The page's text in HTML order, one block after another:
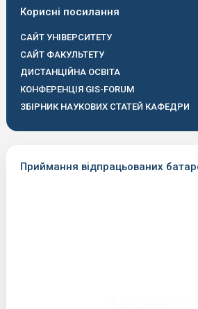
Корисні посилання
САЙТ УНІВЕРСИТЕТУ
САЙТ ФАКУЛЬТЕТУ
ДИСТАНЦІЙНА ОСВІТА
КОНФЕРЕНЦІЯ GIS-FORUM
ЗБІРНИК НАУКОВИХ СТАТЕЙ КАФЕДРИ
Приймання відпрацьованих